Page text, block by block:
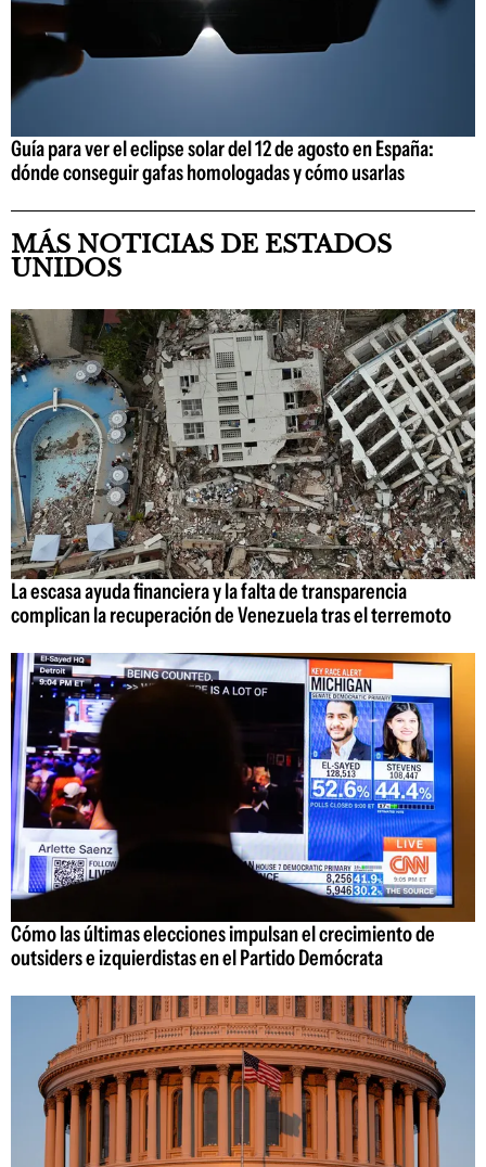
Guía para ver el eclipse solar del 12 de agosto en España:
dónde conseguir gafas homologadas y cómo usarlas
MÁS NOTICIAS DE ESTADOS
UNIDOS
La escasa ayuda financiera y la falta de transparencia
complican la recuperación de Venezuela tras el terremoto
Cómo las últimas elecciones impulsan el crecimiento de
outsiders e izquierdistas en el Partido Demócrata